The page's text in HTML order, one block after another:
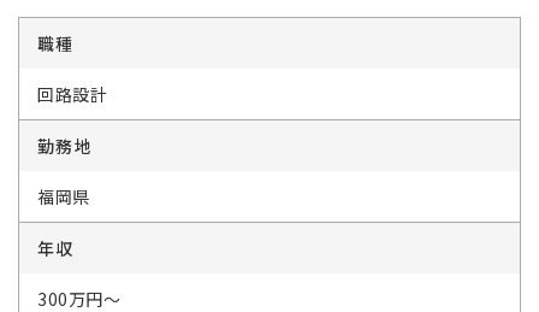
職種
回路設計
勤務地
福岡県
年収
300万円～